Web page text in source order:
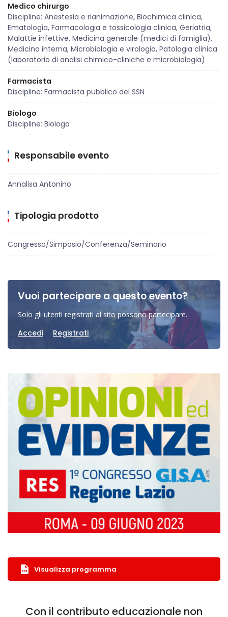
Medico chirurgo
Discipline: Anestesia e rianimazione, Biochimica clinica,
Ematologia, Farmacologia e tossicologia clinica, Geriatria,
Malattie infettive, Medicina generale (medici di famiglia),
Medicina interna, Microbiologia e virologia, Patologia clinica
(laboratorio di analisi chimico-cliniche e microbiologia)
Farmacista
Discipline: Farmacista pubblico del SSN
Biologo
Discipline: Biologo
Responsabile evento
Annalisa Antonino
Tipologia prodotto
Congresso/Simposio/Conferenza/Seminario
Vuoi partecipare a questo evento?
Solo gli utenti registrati al sito possono partecipare.
Accedi Registrati
Visualizza programma
Con il contributo educazionale non